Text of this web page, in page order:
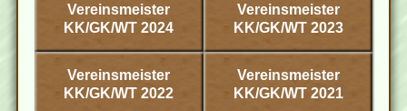
Vereinsmeister
KK/GK/WT 2024
Vereinsmeister
KK/GK/WT 2023
Vereinsmeister
KK/GK/WT 2022
Vereinsmeister
KK/GK/WT 2021